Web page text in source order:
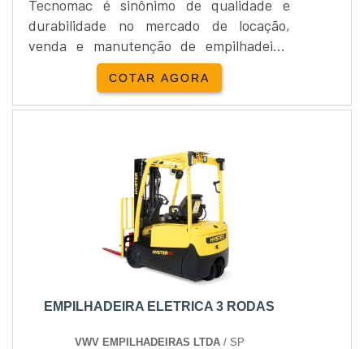
Tecnomac é sinônimo de qualidade e
durabilidade no mercado de locação,
venda e manutenção de empilhadeira,
sendo a representante da Hyundai. A
Tecnomac é a garantia de sucesso e
durabilidade do produto adquirido.A
capacidade de carga de 2.000 kg, o raio
de giro do equipamento é de 1.735 mm,
tendo bateria de 48V560Ah, com freio
COTAR AGORA
EMPILHADEIRA ELETRICA 3 RODAS
VWV EMPILHADEIRAS LTDA/ SP